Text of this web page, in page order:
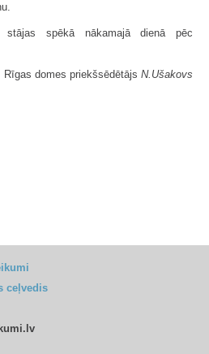
stājas spēkā nākamajā dienā pēc
Rīgas domes priekšsēdētājs N.Ušakovs
ceļvedis